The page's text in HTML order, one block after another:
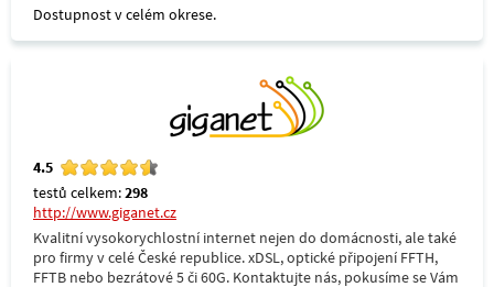
Dostupnost v celém okrese.
4.5
testů celkem:298
http://www.giganet.cz
Kvalitní vysokorychlostní internet nejen do domácnosti, ale také
pro firmy v celé České republice. xDSL, optické připojení FFTH,
FFTB nebo bezrátové 5 či 60G. Kontaktujte nás, pokusíme se Vám